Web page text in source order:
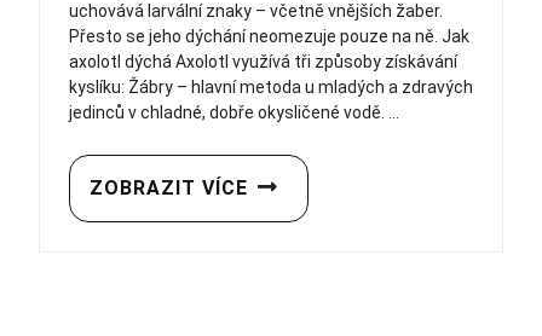
uchovává larvální znaky – včetně vnějších žaber.
Přesto se jeho dýchání neomezuje pouze na ně. Jak
axolotl dýchá Axolotl využívá tři způsoby získávání
kyslíku: Žábry – hlavní metoda u mladých a zdravých
jedinců v chladné, dobře okysličené vodě. ...
ZOBRAZIT VÍCE